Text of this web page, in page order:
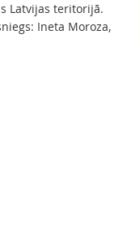
Latvijas teritorijā.
Ineta Moroza,